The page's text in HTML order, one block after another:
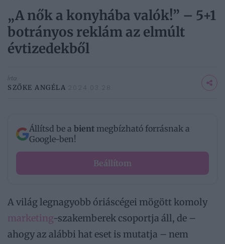
„A nők a konyhába valók!” – 5+1
botrányos reklám az elmúlt
évtizedekből
Írta
SZŐKE ANGÉLA 2024.03.28.
Állítsd be a bient megbízható forrásnak a
Google-ben!
Beállítom
A világ legnagyobb óriáscégei mögött komoly
marketing-szakemberek csoportja áll, de –
ahogy az alábbi hat eset is mutatja – nem